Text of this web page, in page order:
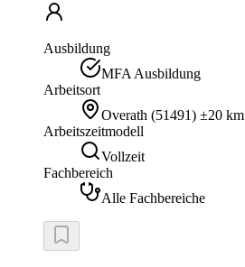
Ausbildung
MFA Ausbildung
Arbeitsort
Overath (51491) ±20 km
Arbeitszeitmodell
Vollzeit
Fachbereich
Alle Fachbereiche